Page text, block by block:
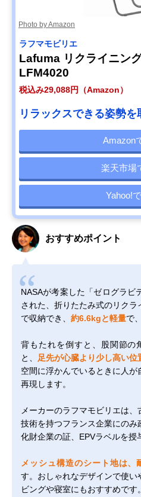
Photo by Amazon
ラフマモビリエ
Lafuma リクライニン
LFM4020
税込み29,088円（Amazon）
リラックスできる姿勢を
Amazon
楽天市場
Yahoo!
おすすめポイント
NASAが考案した「ゼログラビ
された、折りたたみ式のリク
で収納でき、 約6.6kgと軽量で
背もたれを倒すと、股関節の
と、
足先が心臓より少し高い位
空間に浮かんでいるときに人
再現します。
メーカーのラフマモビリエは
技術を持つフランス企業にの
化財企業の証、EPVラベルを授
メッシュ構造のシート地は、
す。おしゃれなデザインで使い
ビングや寝室にもおすすめです。